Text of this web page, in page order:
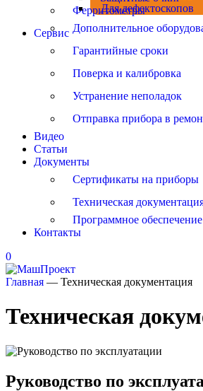
Ферритометры
Дополнительное
Для дефектоскопов
Сервис
Гарантийные сроки
Поверка и калибровка
Устранение неполадок
Отправка прибора в
Видео
Статьи
Документы
Сертификаты на приборы
Техническая
Программное обеспечение
Контакты
0
Главная — Техническая документация
Техническая
Руководство по